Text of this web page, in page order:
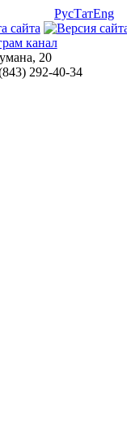
РусТатEng
20
292-40-34